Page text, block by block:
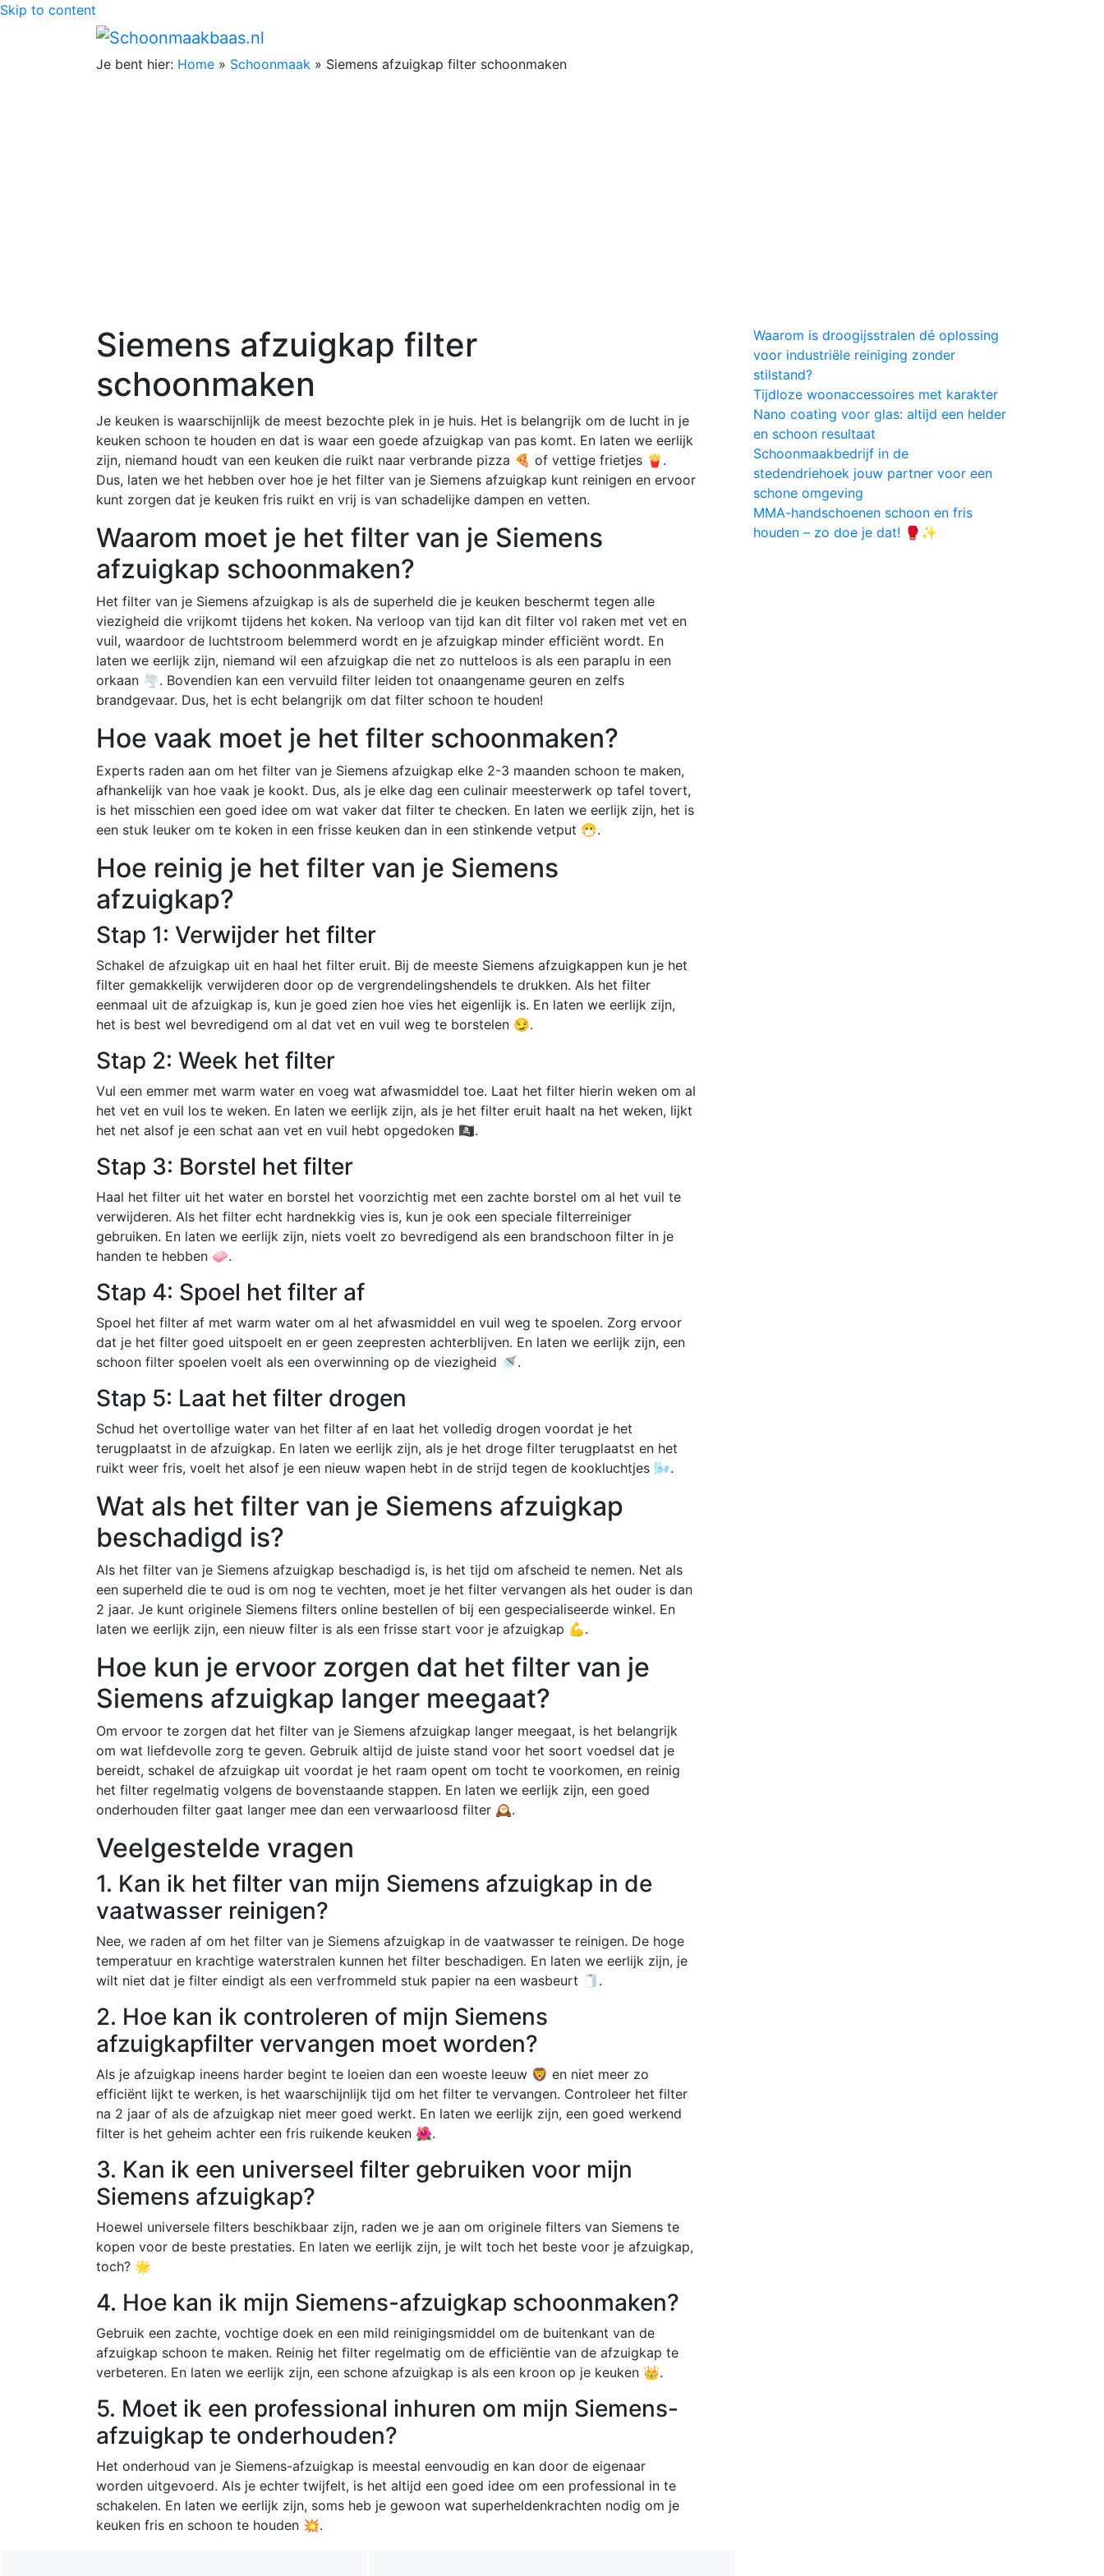
Skip to content
Je bent hier: Home » Schoonmaak » Siemens afzuigkap filter schoonmaken
Siemens afzuigkap filter
schoonmaken
Je keuken is waarschijnlijk de meest bezochte plek in je huis. Het is belangrijk om de lucht in je
keuken schoon te houden en dat is waar een goede afzuigkap van pas komt. En laten we eerlijk
zijn, niemand houdt van een keuken die ruikt naar verbrande pizza 🍕 of vettige frietjes 🍟.
Dus, laten we het hebben over hoe je het filter van je Siemens afzuigkap kunt reinigen en ervoor
kunt zorgen dat je keuken fris ruikt en vrij is van schadelijke dampen en vetten.
Waarom moet je het filter van je Siemens
afzuigkap schoonmaken?
Het filter van je Siemens afzuigkap is als de superheld die je keuken beschermt tegen alle
viezigheid die vrijkomt tijdens het koken. Na verloop van tijd kan dit filter vol raken met vet en
vuil, waardoor de luchtstroom belemmerd wordt en je afzuigkap minder efficiënt wordt. En
laten we eerlijk zijn, niemand wil een afzuigkap die net zo nutteloos is als een paraplu in een
orkaan 🌪️. Bovendien kan een vervuild filter leiden tot onaangename geuren en zelfs
brandgevaar. Dus, het is echt belangrijk om dat filter schoon te houden!
Hoe vaak moet je het filter schoonmaken?
Experts raden aan om het filter van je Siemens afzuigkap elke 2-3 maanden schoon te maken,
afhankelijk van hoe vaak je kookt. Dus, als je elke dag een culinair meesterwerk op tafel tovert,
is het misschien een goed idee om wat vaker dat filter te checken. En laten we eerlijk zijn, het is
een stuk leuker om te koken in een frisse keuken dan in een stinkende vetput 😷.
Hoe reinig je het filter van je Siemens
afzuigkap?
Stap 1: Verwijder het filter
Schakel de afzuigkap uit en haal het filter eruit. Bij de meeste Siemens afzuigkappen kun je het
filter gemakkelijk verwijderen door op de vergrendelingshendels te drukken. Als het filter
eenmaal uit de afzuigkap is, kun je goed zien hoe vies het eigenlijk is. En laten we eerlijk zijn,
het is best wel bevredigend om al dat vet en vuil weg te borstelen 😏.
Stap 2: Week het filter
Vul een emmer met warm water en voeg wat afwasmiddel toe. Laat het filter hierin weken om al
het vet en vuil los te weken. En laten we eerlijk zijn, als je het filter eruit haalt na het weken, lijkt
het net alsof je een schat aan vet en vuil hebt opgedoken 🏴‍☠️.
Stap 3: Borstel het filter
Haal het filter uit het water en borstel het voorzichtig met een zachte borstel om al het vuil te
verwijderen. Als het filter echt hardnekkig vies is, kun je ook een speciale filterreiniger
gebruiken. En laten we eerlijk zijn, niets voelt zo bevredigend als een brandschoon filter in je
handen te hebben 🧼.
Stap 4: Spoel het filter af
Spoel het filter af met warm water om al het afwasmiddel en vuil weg te spoelen. Zorg ervoor
dat je het filter goed uitspoelt en er geen zeepresten achterblijven. En laten we eerlijk zijn, een
schoon filter spoelen voelt als een overwinning op de viezigheid 🚿.
Stap 5: Laat het filter drogen
Schud het overtollige water van het filter af en laat het volledig drogen voordat je het
terugplaatst in de afzuigkap. En laten we eerlijk zijn, als je het droge filter terugplaatst en het
ruikt weer fris, voelt het alsof je een nieuw wapen hebt in de strijd tegen de kookluchtjes 🌬️.
Wat als het filter van je Siemens afzuigkap
beschadigd is?
Als het filter van je Siemens afzuigkap beschadigd is, is het tijd om afscheid te nemen. Net als
een superheld die te oud is om nog te vechten, moet je het filter vervangen als het ouder is dan
2 jaar. Je kunt originele Siemens filters online bestellen of bij een gespecialiseerde winkel. En
laten we eerlijk zijn, een nieuw filter is als een frisse start voor je afzuigkap 💪.
Hoe kun je ervoor zorgen dat het filter van je
Siemens afzuigkap langer meegaat?
Om ervoor te zorgen dat het filter van je Siemens afzuigkap langer meegaat, is het belangrijk
om wat liefdevolle zorg te geven. Gebruik altijd de juiste stand voor het soort voedsel dat je
bereidt, schakel de afzuigkap uit voordat je het raam opent om tocht te voorkomen, en reinig
het filter regelmatig volgens de bovenstaande stappen. En laten we eerlijk zijn, een goed
onderhouden filter gaat langer mee dan een verwaarloosd filter 🕰️.
Veelgestelde vragen
1. Kan ik het filter van mijn Siemens afzuigkap in de
vaatwasser reinigen?
Nee, we raden af om het filter van je Siemens afzuigkap in de vaatwasser te reinigen. De hoge
temperatuur en krachtige waterstralen kunnen het filter beschadigen. En laten we eerlijk zijn, je
wilt niet dat je filter eindigt als een verfrommeld stuk papier na een wasbeurt 🧻.
2. Hoe kan ik controleren of mijn Siemens
afzuigkapfilter vervangen moet worden?
Als je afzuigkap ineens harder begint te loeien dan een woeste leeuw 🦁 en niet meer zo
efficiënt lijkt te werken, is het waarschijnlijk tijd om het filter te vervangen. Controleer het filter
na 2 jaar of als de afzuigkap niet meer goed werkt. En laten we eerlijk zijn, een goed werkend
filter is het geheim achter een fris ruikende keuken 🌺.
3. Kan ik een universeel filter gebruiken voor mijn
Siemens afzuigkap?
Hoewel universele filters beschikbaar zijn, raden we je aan om originele filters van Siemens te
kopen voor de beste prestaties. En laten we eerlijk zijn, je wilt toch het beste voor je afzuigkap,
toch? 🌟
4. Hoe kan ik mijn Siemens-afzuigkap schoonmaken?
Gebruik een zachte, vochtige doek en een mild reinigingsmiddel om de buitenkant van de
afzuigkap schoon te maken. Reinig het filter regelmatig om de efficiëntie van de afzuigkap te
verbeteren. En laten we eerlijk zijn, een schone afzuigkap is als een kroon op je keuken 👑.
5. Moet ik een professional inhuren om mijn Siemens-
afzuigkap te onderhouden?
Het onderhoud van je Siemens-afzuigkap is meestal eenvoudig en kan door de eigenaar
worden uitgevoerd. Als je echter twijfelt, is het altijd een goed idee om een professional in te
schakelen. En laten we eerlijk zijn, soms heb je gewoon wat superheldenkrachten nodig om je
keuken fris en schoon te houden 💥.
Waarom is droogijsstralen dé oplossing
voor industriële reiniging zonder
stilstand?
Tijdloze woonaccessoires met karakter
Nano coating voor glas: altijd een helder
en schoon resultaat
Schoonmaakbedrijf in de
stedendriehoek jouw partner voor een
schone omgeving
MMA-handschoenen schoon en fris
houden – zo doe je dat! 🥊✨